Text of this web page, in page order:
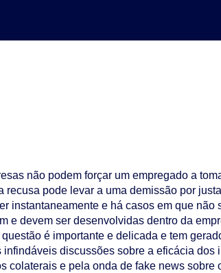
não podem forçar um empregado a
recusa pode levar a uma demissão por
instantaneamente e há casos em que não
e devem ser desenvolvidas dentro da
questão é importante e delicada e tem
infindáveis discussões sobre a eficácia dos
colaterais e pela onda de fake news sobre